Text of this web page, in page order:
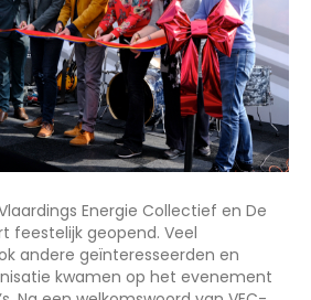
Energie Collectief en De
feestelijk geopend. Veel
andere geïnteresseerden en
kwamen op het evenement